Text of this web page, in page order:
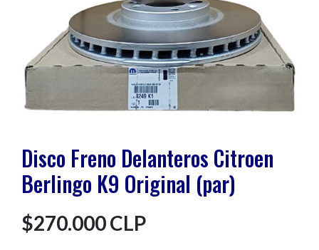
Disco Freno Delanteros Citroen
Berlingo K9 Original (par)
$270.000 CLP